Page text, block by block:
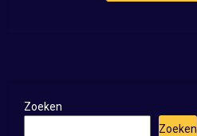
Zoeken
Zoeken